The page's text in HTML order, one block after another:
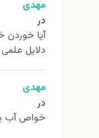
مهدی
در
آیا
دلایل علمی
مهدی
در
خواص آب